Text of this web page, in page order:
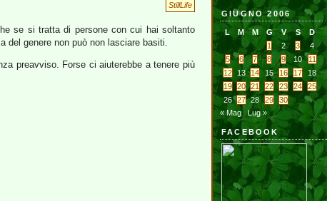
StillLife
se si tratta di persone con cui hai soltanto
del genere non può non lasciare basiti.
preavviso. Forse ci aiuterebbe a tenere più
GIUGNO 2006
L M M G V S
D
1
2 3
4
5
6 7 8 9 10
11
12
13 14 15 16 17
18
19
20 21 22 23 24
25
26
27 28 29
30
« Mag
Lug »
FACEBOOK